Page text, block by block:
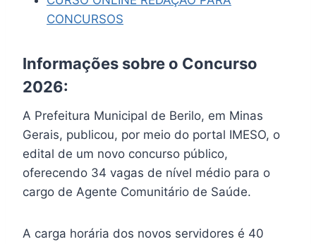
CONCURSOS
Informações sobre o Concurso
2026:
A Prefeitura Municipal de Berilo, em Minas
Gerais, publicou, por meio do portal IMESO, o
edital de um novo concurso público,
oferecendo 34 vagas de nível médio para o
cargo de Agente Comunitário de Saúde.
A carga horária dos novos servidores é 40